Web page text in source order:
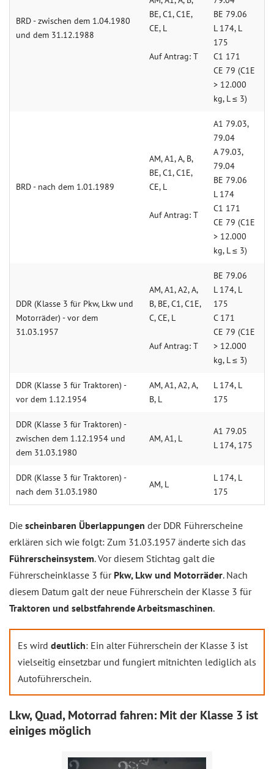
BRD - zwischen dem 1.04.1980
und dem 31.12.1988
BE, C1, C1E,
CE, L
Auf Antrag: T
BE 79.06
L 174, L
175
C1 171
CE 79 (C1E
> 12.000
kg, L ≤ 3)
BRD - nach dem 1.01.1989
AM, A1, A, B,
BE, C1, C1E,
CE, L
Auf Antrag: T
A1 79.03,
79.04
A 79.03,
79.04
BE 79.06
L 174
C1 171
CE 79 (C1E
> 12.000
kg, L ≤ 3)
DDR (Klas­se 3 für Pkw, Lkw und
Mo­tor­rä­der) - vor dem
31.03.1957
AM, A1, A2, A,
B, BE, C1, C1E,
C, CE, L
Auf Antrag: T
BE 79.06
L 174, L
175
C 171
CE 79 (C1E
> 12.000
kg, L ≤ 3)
DDR (Klas­se 3 für Trak­to­ren) -
vor dem 1.12.1954
AM, A1, A2, A,
B, L
L 174, L
175
DDR (Klas­se 3 für Trak­to­ren) -
zwi­schen dem 1.12.1954 und
dem 31.03.1980
AM, A1, L
A1 79.05
L 174, 175
DDR (Klas­se 3 für Trak­to­ren) -
nach dem 31.03.1980
AM, L
L 174, L
175
Die scheinbaren Überlappungen der DDR Führerscheine
erklären sich wie folgt: Zum 31.03.1957 änderte sich das
Führerscheinsystem. Vor diesem Stichtag galt die
Führerscheinklasse 3 für Pkw, Lkw und Motorräder. Nach
diesem Datum galt der neue Führerschein der Klasse 3 für
Traktoren und selbstfahrende Arbeitsmaschinen.
Es wird deutlich: Ein alter Führerschein der Klasse 3 ist
vielseitig einsetzbar und fungiert mitnichten lediglich als
Autoführerschein.
Lkw, Quad, Motorrad fahren: Mit der Klasse 3 ist
einiges möglich